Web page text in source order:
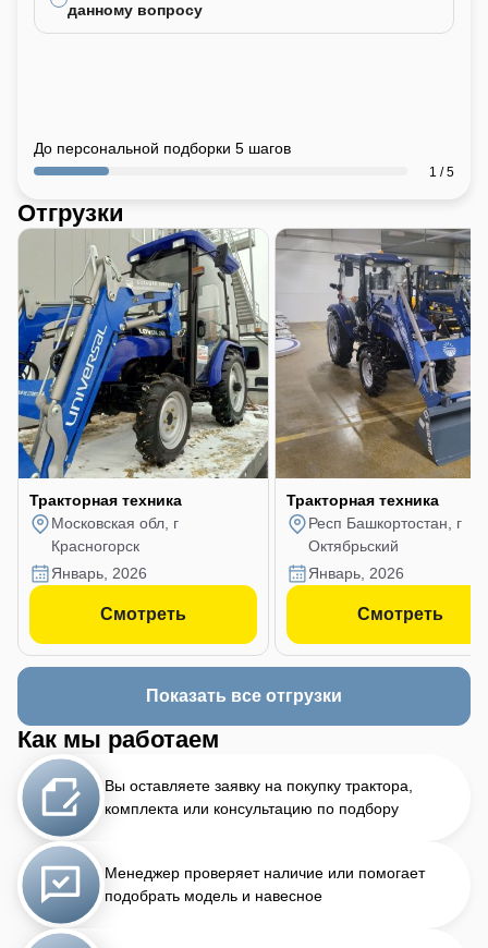
данному вопросу
До персональной подборки 5 шагов
1 / 5
Отгрузки
Тракторная техника
Московская обл, г
Красногорск
январь, 2026
Смотреть
Тракторная техника
Респ Башкортостан, г
Октябрьский
январь, 2026
Смотреть
Показать все отгрузки
Как мы работаем
Вы оставляете заявку на покупку трактора,
комплекта или консультацию по подбору
Менеджер проверяет наличие или помогает
подобрать модель и навесное